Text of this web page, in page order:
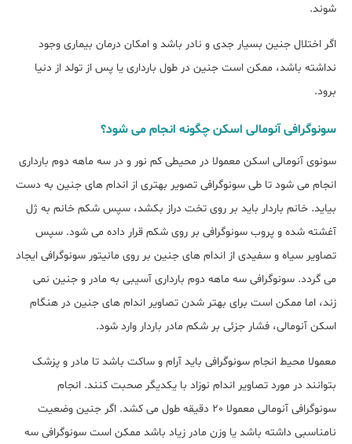
شوند.
اگر اختلال جنین بسیار جدی و نادر باشد و امکان درمان بیماری وجود
نداشته باشد، ممکن است جنین در طول بارداری یا پس از تولد از دنیا
برود.
سونوگرافی آنومالی اسکن چگونه انجام می شود؟
سونوی آنومالی اسکن معمولا در محیطی کم نور و در سه ماهه دوم بارداری
انجام می شود تا طی سونوگرافی تصویر بهتری از اندام های جنین به دست
بیاید. خانم باردار باید بر روی تخت دراز بکشد، سپس شکم خانم به ژل
آغشته شده و پروب سونوگرافی بر روی شکم قرار داده می شود. سپس
تصاویر سیاه و سفیدی از اندام های جنین بر روی مانیتور سونوگرافی ایجاد
می گردد. سونوگرافی سه ماهه دوم بارداری آسیبی به مادر و جنین نمی
زند، اما ممکن است برای بهتر شدن تصاویر اندام های جنین در هنگام
اسکن آنومالی، فشار جزئی بر شکم مادر باردار وارد شود.
معمولا محیط انجام سونوگرافی باید آرام و ساکت باشد تا مادر و پزشک
بتوانند در مورد تصاویر اندام نوزاد با یکدیگر صحبت کنند. انجام
سونوگرافی آنومالی معمولا 20 دقیقه طول می کشد. اگر جنین وضعیت
نامناسبی داشته باشد یا وزن مادر زیاد باشد ممکن است سونوگرافی سه